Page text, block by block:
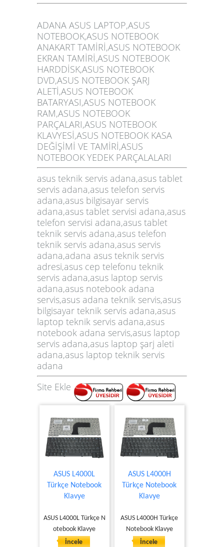
ADANA ASUS LAPTOP,ASUS
NOTEBOOK,ASUS NOTEBOOK
ANAKART TAMİRİ,ASUS NOTEBOOK
EKRAN TAMİRİ,ASUS NOTEBOOK
HARDDİSK,ASUS NOTEBOOK
DVD,ASUS NOTEBOOK ŞARJ
ALETİ,ASUS NOTEBOOK
BATARYASI,ASUS NOTEBOOK
RAM,ASUS NOTEBOOK
PARÇALARI,ASUS NOTEBOOK
KLAVYESİ,ASUS NOTEBOOK KASA
DEĞİŞİMİ VE TAMİRİ,ASUS
NOTEBOOK YEDEK PARÇALALARI
asus teknik servis adana,asus tablet
servis adana,asus telefon servis
adana,asus bilgisayar servis
adana,asus tablet servisi adana,asus
telefon servisi adana,asus tablet
teknik servis adana,asus telefon
teknik servis adana,asus servis
adana,adana asus teknik servis
adresi,asus cep telefonu teknik
servis adana,asus laptop servis
adana,asus notebook adana
servis,asus adana teknik servis,asus
bilgisayar teknik servis adana,asus
laptop teknik servis adana,asus
notebook adana servis,asus laptop
servis adana,asus laptop şarj aleti
adana,asus laptop teknik servis
adana
Site Ekle
ASUS L4000L
Türkçe Notebook
Klavye
ASUS L4000L Türkçe N
otebook Klavye
İncele
ASUS L4000H
Türkçe Notebook
Klavye
ASUS L4000H Türkçe
Notebook Klavye
İncele